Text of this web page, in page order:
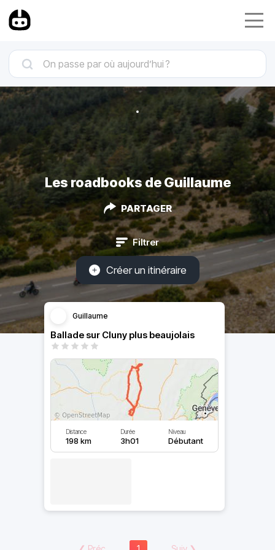
Les roadbooks de Guillaume
PARTAGER
Filtrer
Créer un itinéraire
Guillaume
Ballade sur Cluny plus beaujolais
Distance
198 km
Durée
3h01
Niveau
Débutant